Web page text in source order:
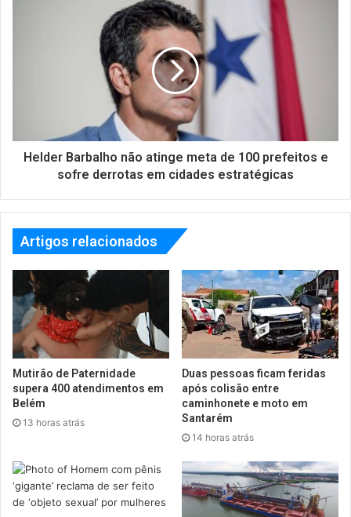
Helder Barbalho não atinge meta de 100 prefeitos e
sofre derrotas em cidades estratégicas
Artigos relacionados
Mutirão de Paternidade
supera 400 atendimentos em
Belém
13 horas atrás
Duas pessoas ficam feridas
após colisão entre
caminhonete e moto em
Santarém
14 horas atrás